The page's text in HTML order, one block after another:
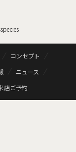
コンセプト
ニュース
店ご予約